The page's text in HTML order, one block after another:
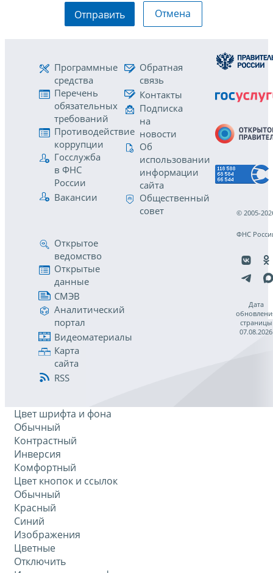
Отправить Отмена
Программные
средства
Перечень
обязательных
требований
Противодействие
коррупции
Госслужба
в ФНС
России
Вакансии
Обратная
связь
Контакты
Подписка
на
новости
Об
использовании
информации
сайта
Общественный
совет
Открытое
ведомство
Открытые
данные
СМЭВ
Аналитический
портал
Видеоматериалы
Карта
сайта
RSS
© 2005-
ФНС
Дата
страницы
07.08.2026
Цвет шрифта и фона
Обычный
Контрастный
Инверсия
Комфортный
Цвет кнопок и ссылок
Обычный
Красный
Синий
Изображения
Цветные
Отключить